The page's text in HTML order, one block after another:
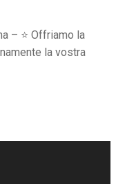
– ⭐ Offriamo la
la vostra